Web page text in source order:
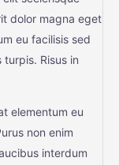
dolor magna eget
eu facilisis sed
Risus in
elementum eu
non enim
interdum